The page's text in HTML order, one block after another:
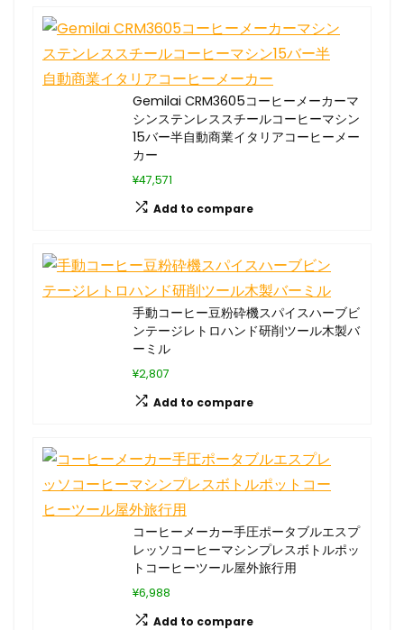
Gemilai CRM3605コーヒーメーカーマ
シンステンレススチールコーヒーマシン
15バー半自動商業イタリアコーヒーメー
カー
¥47,571
Add to compare
手動コーヒー豆粉砕機スパイスハーブビ
ンテージレトロハンド研削ツール木製バ
ーミル
¥2,807
Add to compare
コーヒーメーカー手圧ポータブルエスプ
レッソコーヒーマシンプレスボトルポッ
トコーヒーツール屋外旅行用
¥6,988
Add to compare